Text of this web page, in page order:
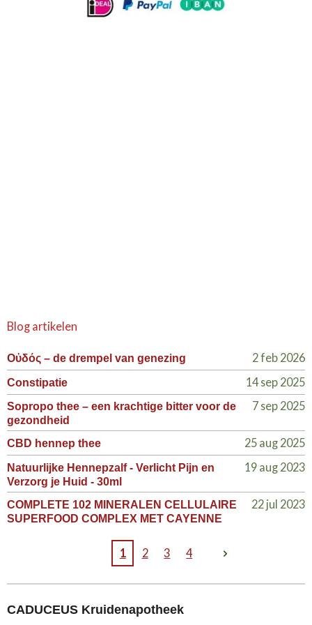
Blog artikelen
Οὐδός – de drempel van genezing 2 feb 2026
Constipatie 14 sep 2025
Sopropo thee – een krachtige bitter voor de
gezondheid
7 sep 2025
CBD hennep thee 25 aug 2025
Natuurlijke Hennepzalf - Verlicht Pijn en
Verzorg je Huid - 30ml
19 aug 2023
COMPLETE 102 MINERALEN CELLULAIRE
SUPERFOOD COMPLEX MET CAYENNE
22 jul 2023
1 2 3 4
CADUCEUS Kruidenapotheek